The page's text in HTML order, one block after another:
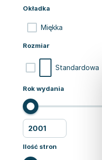
Okładka
Miękka
Rozmiar
Standardowa
Rok wydania
Ilość stron